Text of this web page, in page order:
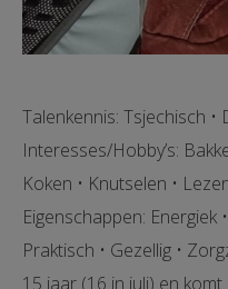
Talenkennis: Tsjechisch •
Interesses/Hobby’s:
Koken • Knutselen •
Eigenschappen: Energiek
Praktisch • Gezellig •
15 jaar (16 in juli) en